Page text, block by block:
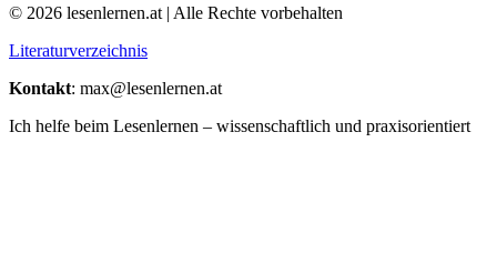
© 2026 lesenlernen.at | Alle Rechte vorbehalten
Literaturverzeichnis
Kontakt: max@lesenlernen.at
Ich helfe beim Lesenlernen – wissenschaftlich und praxisorientiert